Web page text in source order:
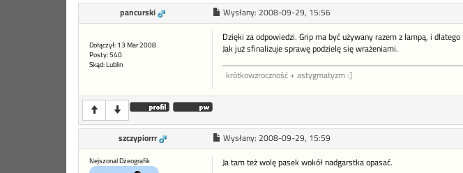
pancurski Wysłany: 2008-09-29, 15:56
Dołączył: 13 Mar 2008
Posty: 540
Skąd: Lublin
Dzięki za odpowiedzi. Grip ma być używany razem z lampą, i dlatego
Jak już sfinalizuje sprawę podzielę się wrażeniami.
krótkowzroczność + astygmatyzm :]
szczypiorrr Wysłany: 2008-09-29, 15:59
Nejszonal Dżeografik Ja tam też wolę pasek wokół nadgarstka opasać.